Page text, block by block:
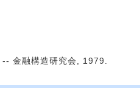
金融構造研究会, 1979.